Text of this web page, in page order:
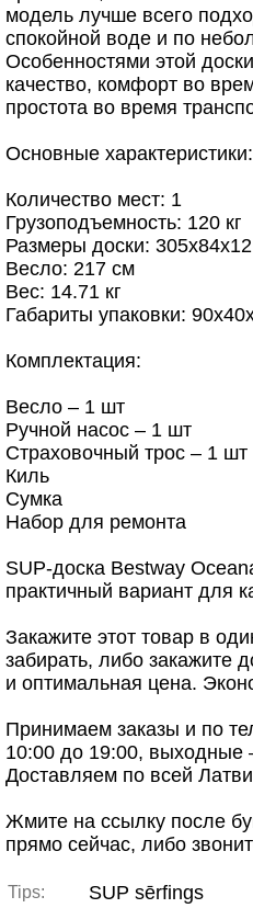
модель лучше всего
спокойной воде и по
Особенностями этой
качество, комфорт во
простота во время
Основные характеристики:
Количество мест: 1
Грузоподъемность: 120 кг
Размеры доски:
Весло: 217 см
Вес: 14.71 кг
Габариты упаковки:
Комплектация:
Весло – 1 шт
Ручной насос – 1 шт
Страховочный трос – 1 шт
Киль
Сумка
Набор для ремонта
SUP-доска Bestway
практичный вариант для
Закажите этот товар в
забирать, либо закажите
и оптимальная цена.
Принимаем заказы и по
10:00 до 19:00, выходные
Доставляем по всей
Жмите на ссылку после
прямо сейчас, либо
Tips: SUP sērfings